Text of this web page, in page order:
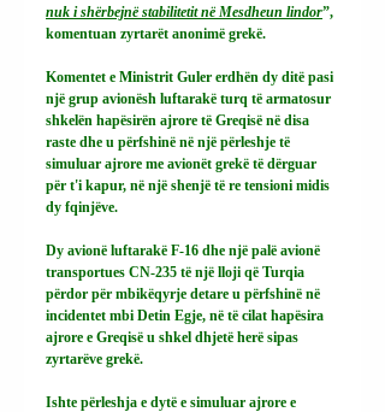
nuk i shërbejnë stabilitetit në Mesdheun lindor”,
komentuan zyrtarët anonimë grekë.
Komentet e Ministrit Guler erdhën dy ditë pasi
një grup avionësh luftarakë turq të armatosur
shkelën hapësirën ajrore të Greqisë në disa
raste dhe u përfshinë në një përleshje të
simuluar ajrore me avionët grekë të dërguar
për t'i kapur, në një shenjë të re tensioni midis
dy fqinjëve.
Dy avionë luftarakë F-16 dhe një palë avionë
transportues CN-235 të një lloji që Turqia
përdor për mbikëqyrje detare u përfshinë në
incidentet mbi Detin Egje, në të cilat hapësira
ajrore e Greqisë u shkel dhjetë herë sipas
zyrtarëve grekë.
Ishte përleshja e dytë e simuluar ajrore e